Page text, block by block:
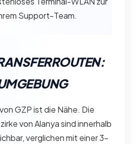
Support-Team.
GZP ist die Nähe. Die
von Alanya sind innerhalb
verglichen mit einer 3-